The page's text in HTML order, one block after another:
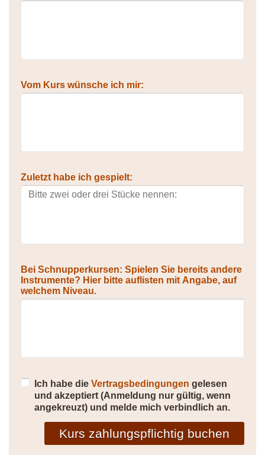
Vom Kurs wünsche ich mir:
Zuletzt habe ich gespielt:
Bei Schnupperkursen: Spielen Sie bereits andere
Instrumente? Hier bitte auflisten mit Angabe, auf
welchem Niveau.
Ich habe die Vertragsbedingungen gelesen
und akzeptiert (Anmeldung nur gültig, wenn
angekreuzt) und melde mich verbindlich an.
Kurs zahlungspflichtig buchen